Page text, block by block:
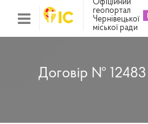
Офіційний
геопортал
Чернівецької
міської ради
Договір № 12483